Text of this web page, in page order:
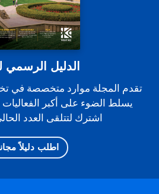
الدليل الرسمي
تقدم المجلة موارد متخصصة في
يسلط الضوء على أكبر الفعاليات
اشترك لتتلقى العدد
اطلب دليلاً